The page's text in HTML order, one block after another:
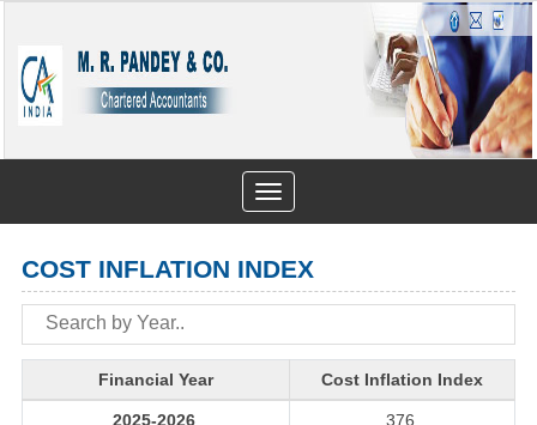
Toggle
navigation
COST INFLATION INDEX
Financial Year Cost Inflation Index
2025-2026 376